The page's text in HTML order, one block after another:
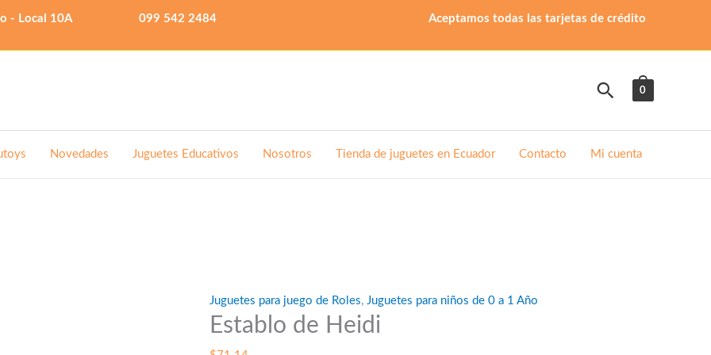
- Local 10A 099 542 2484 Aceptamos todas las tarjetas de crédito
Buscar
0
Novedades Juguetes Educativos Nosotros Tienda de juguetes en Ecuador Contacto Mi cuenta
Juguetes para juego de Roles, Juguetes para niños de 0 a 1 Año
Establo de Heidi